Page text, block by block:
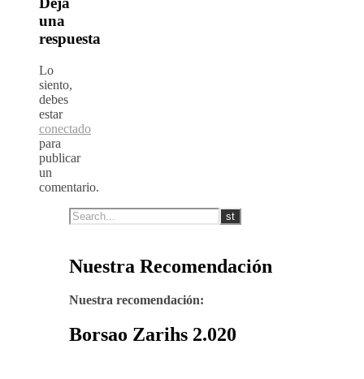
una
respuesta
Lo
siento,
debes
estar
conectado
para
publicar
un
comentario.
Nuestra Recomendación
Nuestra recomendación:
Borsao Zarihs 2.020